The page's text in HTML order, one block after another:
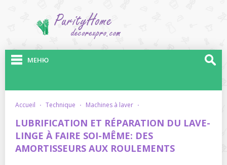
МЕНЮ
accueil · technique · machines à laver ·
LUBRIFICATION ET RÉPARATION DU LAVE-
LINGE À FAIRE SOI-MÊME: DES
AMORTISSEURS AUX ROULEMENTS